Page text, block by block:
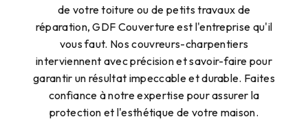
de votre toiture ou de petits travaux de
réparation, GDF Couverture est l'entreprise qu'il
vous faut. Nos couvreurs-charpentiers
interviennent avec précision et savoir-faire pour
garantir un résultat impeccable et durable. Faites
confiance à notre expertise pour assurer la
protection et l'esthétique de votre maison.